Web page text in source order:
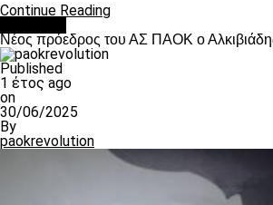
Continue Reading
Νέος πρόεδρος του ΑΣ ΠΑΟΚ ο
Published
1 έτος ago
on
30/06/2025
By
paokrevolution